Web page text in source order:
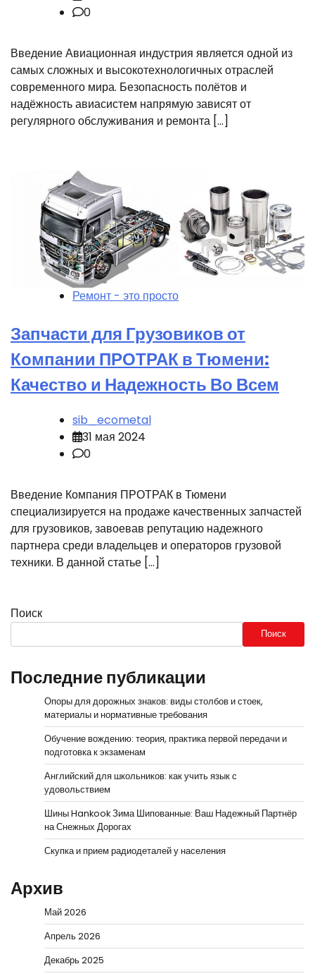
0
Введение Авиационная индустрия является одной из
самых сложных и высокотехнологичных отраслей
современного мира. Безопасность полётов и
надёжность авиасистем напрямую зависят от
регулярного обслуживания и ремонта […]
Ремонт - это просто
Запчасти для Грузовиков от
Компании ПРОТРАК в Тюмени:
Качество и Надежность Во Всем
sib_ecometal
31 мая 2024
0
Введение Компания ПРОТРАК в Тюмени
специализируется на продаже качественных запчастей
для грузовиков, завоевав репутацию надежного
партнера среди владельцев и операторов грузовой
техники. В данной статье […]
Поиск
Поиск
Последние публикации
Опоры для дорожных знаков: виды столбов и стоек,
материалы и нормативные требования
Обучение вождению: теория, практика первой передачи и
подготовка к экзаменам
Английский для школьников: как учить язык с
удовольствием
Шины Hankook Зима Шипованные: Ваш Надежный Партнёр
на Снежных Дорогах
Скупка и прием радиодеталей у населения
Архив
Май 2026
Апрель 2026
Декабрь 2025